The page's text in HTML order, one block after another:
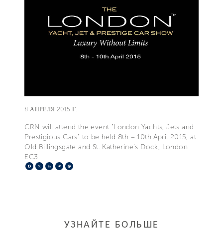
8 АПРЕЛЯ 2015 Г.
CRN will attend the event "London Yachts, Jets and
Prestigious Cars" to be held 8th – 10th April 2015, at
Old Billingsgate and St. Katherine's Dock, London
EC3
Facebook
X LinkedIn
Telegram
УЗНАЙТЕ БОЛЬШЕ